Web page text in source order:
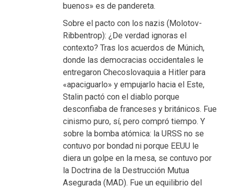
buenos» es de pandereta.
Sobre el pacto con los nazis (Molotov-
Ribbentrop): ¿De verdad ignoras el
contexto? Tras los acuerdos de Múnich,
donde las democracias occidentales le
entregaron Checoslovaquia a Hitler para
«apaciguarlo» y empujarlo hacia el Este,
Stalin pactó con el diablo porque
desconfiaba de franceses y británicos. Fue
cinismo puro, sí, pero compró tiempo. Y
sobre la bomba atómica: la URSS no se
contuvo por bondad ni porque EEUU le
diera un golpe en la mesa, se contuvo por
la Doctrina de la Destrucción Mutua
Asegurada (MAD). Fue un equilibrio del